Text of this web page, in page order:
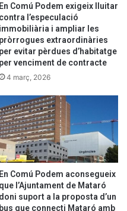
En Comú Podem exigeix lluitar
contra l’especulació
immobiliària i ampliar les
pròrrogues extraordinàries
per evitar pèrdues d’habitatge
per venciment de contracte
4 març, 2026
En Comú Podem aconsegueix
que l’Ajuntament de Mataró
doni suport a la proposta d’un
bus que connecti Mataró amb